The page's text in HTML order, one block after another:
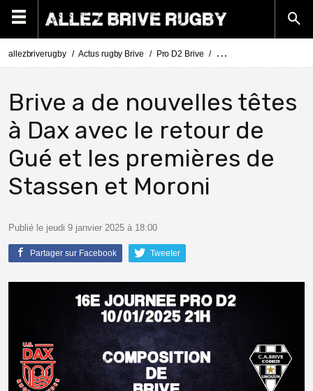
allezbriverugby Actus rugby Brive Pro D2 Brive Pro D2 Dax - Brive :
Brive a de nouvelles têtes
à Dax avec le retour de
Gué et les premières de
Stassen et Moroni
Publié le jeudi 9 janvier 2025 à 18:00
Partager sur Facebook Tweeter